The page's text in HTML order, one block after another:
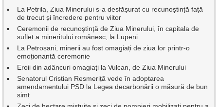
La Petrila, Ziua Minerului s-a desfășurat cu recunoștință față
de trecut și încredere pentru viitor
Ceremonii de recunoștință de Ziua Minerului, în capitala de
suflet a mineritului românesc, la Lupeni
La Petroșani, minerii au fost omagiați de ziua lor printr-o
emoționantă ceremonie
Eroii din adâncuri omagiați la Vulcan, de Ziua Minerului
Senatorul Cristian Resmeriță vede în adoptarea
amendamentului PSD la Legea decarbonării o măsură de bun
simț